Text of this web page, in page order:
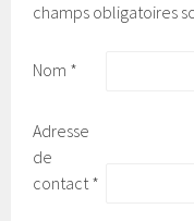
champs obligatoires
Nom *
Adresse
de
contact *